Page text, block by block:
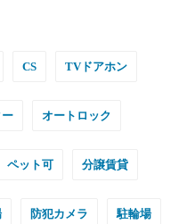
CS TVドアホン
オートロック
ペット可 分譲賃貸
防犯カメラ 駐輪場